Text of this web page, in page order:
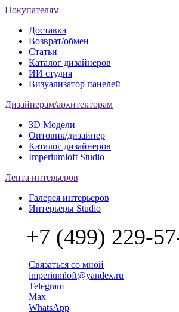
Покупателям
Доставка
Возврат/обмен
Статьи
Каталог дизайнеров
ИИ студия
Визуализатор панелей
Дизайнерам/архитекторам
3D Модели
Оптовик/дизайнер
Каталог дизайнеров
Imperiumloft Studio
Лента интерьеров
Галерея интерьеров
Интерьеры Studio
+7 (499) 229-
Связаться со мной
imperiumloft@yandex.ru
Telegram
Max
WhatsApp